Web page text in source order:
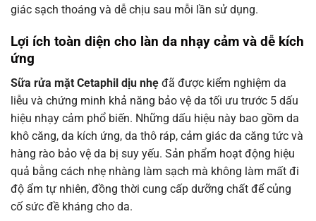
giác sạch thoáng và dễ chịu sau mỗi lần sử dụng.
Lợi ích toàn diện cho làn da nhạy cảm và dễ kích
ứng
Sữa rửa mặt Cetaphil dịu nhẹ đã được kiểm nghiệm da
liễu và chứng minh khả năng bảo vệ da tối ưu trước 5 dấu
hiệu nhạy cảm phổ biến. Những dấu hiệu này bao gồm da
khô căng, da kích ứng, da thô ráp, cảm giác da căng tức và
hàng rào bảo vệ da bị suy yếu. Sản phẩm hoạt động hiệu
quả bằng cách nhẹ nhàng làm sạch mà không làm mất đi
độ ẩm tự nhiên, đồng thời cung cấp dưỡng chất để củng
cố sức đề kháng cho da.